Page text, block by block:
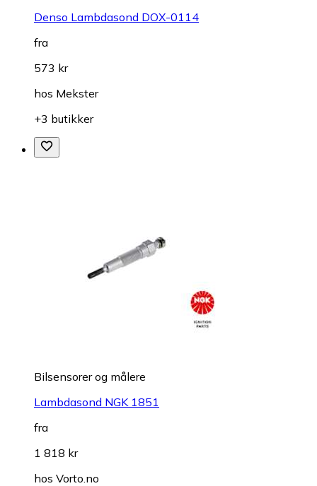
Denso Lambdasond DOX-0114
fra
573 kr
hos Mekster
+3 butikker
Bilsensorer og målere
Lambdasond NGK 1851
fra
1 818 kr
hos Vorto.no